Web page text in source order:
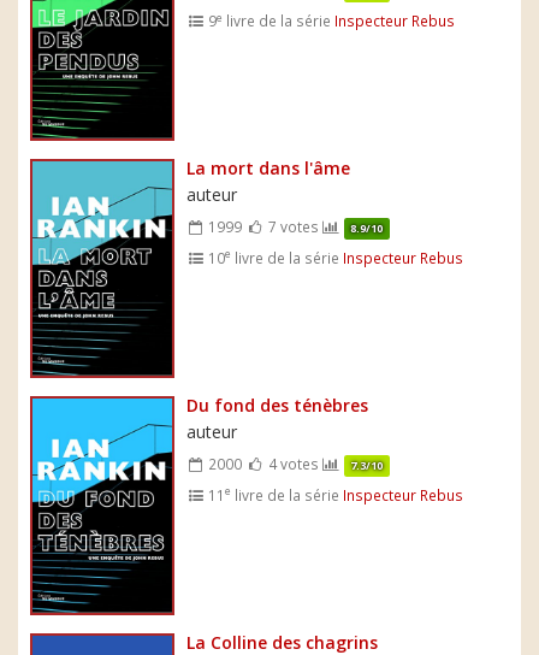
9e livre de la série Inspecteur Rebus
La mort dans l'âme
auteur
1999 7 votes 8.9/10
10e livre de la série Inspecteur Rebus
Du fond des ténèbres
auteur
2000 4 votes 7.3/10
11e livre de la série Inspecteur Rebus
La Colline des chagrins